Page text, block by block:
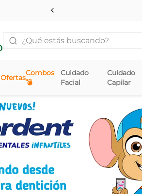
¿Qué estás buscando?
Ofertas
Combos
💣
Cuidado
Facial
Cuidado
Capilar